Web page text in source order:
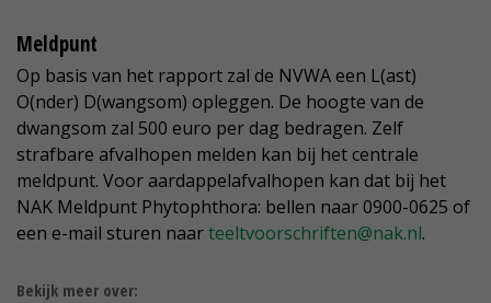
Meldpunt
Op basis van het rapport zal de NVWA een L(ast)
O(nder) D(wangsom) opleggen. De hoogte van de
dwangsom zal 500 euro per dag bedragen. Zelf
strafbare afvalhopen melden kan bij het centrale
meldpunt. Voor aardappelafvalhopen kan dat bij het
NAK Meldpunt Phytophthora: bellen naar 0900-0625 of
een e-mail sturen naarteeltvoorschriften@nak.nl.
Bekijk meer over: